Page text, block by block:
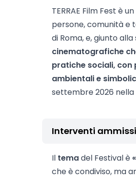
TERRAE Film Fest è
persone, comunità e
di Roma, e, giunto
cinematografiche
pratiche sociali,
ambientali e
settembre 2026 nella
Interventi
Il temadel Festival è
che è condiviso, ma